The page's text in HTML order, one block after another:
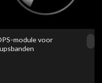
module voor